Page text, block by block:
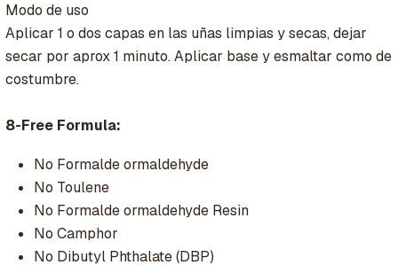
Modo de uso
Aplicar 1 o dos capas en las uñas limpias y secas, dejar
secar por aprox 1 minuto. Aplicar base y esmaltar como de
costumbre.
8-Free Formula:
No Formalde ormaldehyde
No Toulene
No Formalde ormaldehyde Resin
No Camphor
No Dibutyl Phthalate (DBP)